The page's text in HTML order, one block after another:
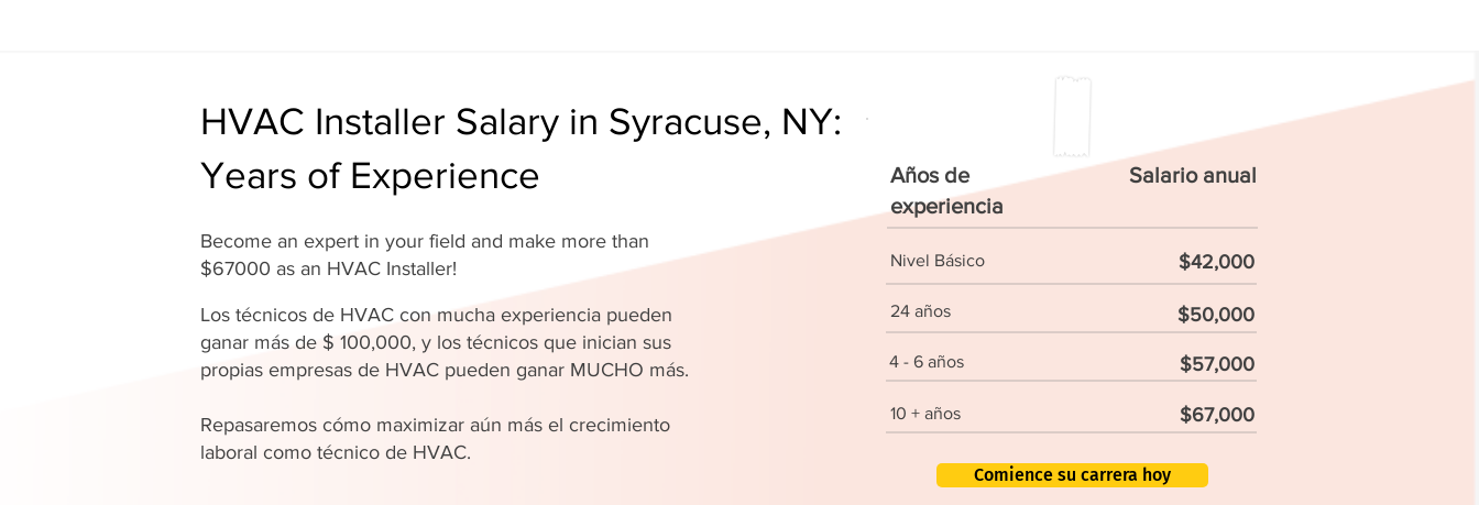
HVAC Installer Salary in Syracuse, NY:
Years of Experience
Become an expert in your field and make more than
$67000 as an HVAC Installer!
Los técnicos de HVAC con mucha experiencia pueden
ganar más de $ 100,000, y los técnicos que inician sus
propias empresas de HVAC pueden ganar MUCHO más.
Repasaremos cómo maximizar aún más el crecimiento
laboral como técnico de HVAC.
Años de
experiencia
Salario anual
Nivel Básico $42,000
24 años $50,000
4 - 6 años $57,000
10 + años $67,000
Comience su carrera hoy